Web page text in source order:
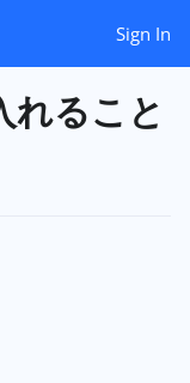
Sign In
れること